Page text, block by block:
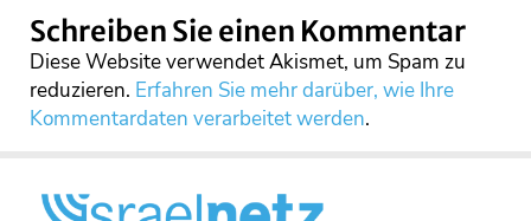
Schreiben Sie einen Kommentar
Diese Website verwendet Akismet, um Spam zu
reduzieren. Erfahren Sie mehr darüber, wie Ihre
Kommentardaten verarbeitet werden.